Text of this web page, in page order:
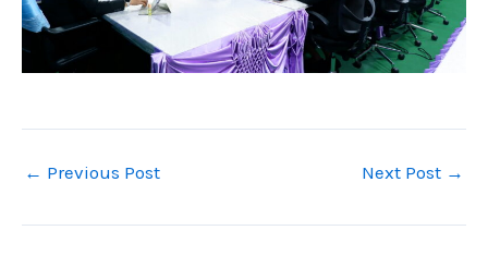
← Previous Post Next Post →